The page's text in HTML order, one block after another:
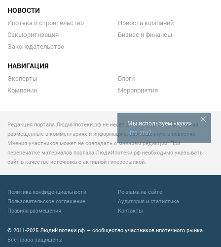
Мы используем «куки»
Что это?
НОВОСТИ
Ипотека и строительство
Секьюритизация
Законодательство
Новости компаний
Бизнес и финансы
НАВИГАЦИЯ
Эксперты
Компании
Блоги
Мероприятия
Редакция портала ЛюдиИпотеки.рф не несет ответственности за мнения
размещенные в комментариях и информацию, размещенную в новостях.
Мнения участников может не совпадать с мнением редакции. При
перепечатке материалов портала ЛюдиИпотеки.рф необходимо указывать
сайт в качестве источника с активной гиперссылкой.
© 2011-2025 ЛюдиИпотеки.рф — сообщество участников ипотечного рынка
Все права защищены
Политика конфиденциальности
Пользовательское соглашение
Правила размещения
Реклама на сайте
Аудитория и статистика
Контакты